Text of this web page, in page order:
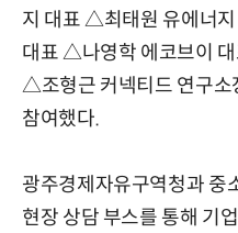
지 대표 △최태원 유에너
대표 △나영학 에코브이
△조형근 커넥티드 연구
참여했다.
광주경제자유구역청과 중
현장 상담 부스를 통해 기